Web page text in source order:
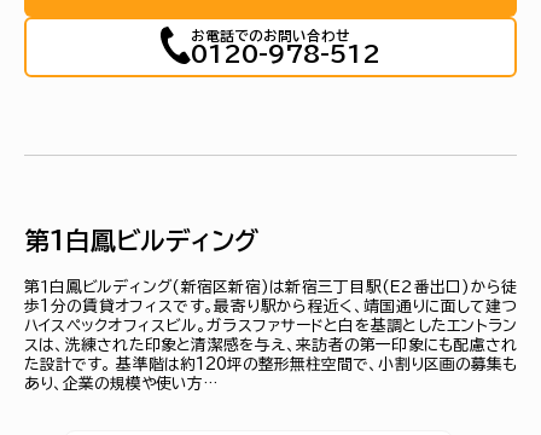
お電話でのお問い合わせ
0120-978-512
第１白鳳ビルディング
第１白鳳ビルディング(新宿区新宿)は新宿三丁目駅(Ｅ２番出口)から徒
歩1分の賃貸オフィスです。最寄り駅から程近く、靖国通りに面して建つ
ハイスペックオフィスビル。ガラスファサードと白を基調としたエントラン
スは、洗練された印象と清潔感を与え、来訪者の第一印象にも配慮され
た設計です。 基準階は約120坪の整形無柱空間で、小割り区画の募集も
あり、企業の規模や使い方…